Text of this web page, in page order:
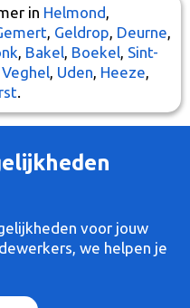
in Helmond
Geldrop Deurne
Bakel Boekel Sint-
Veghel Uden Heeze
voor jouw
we helpen je